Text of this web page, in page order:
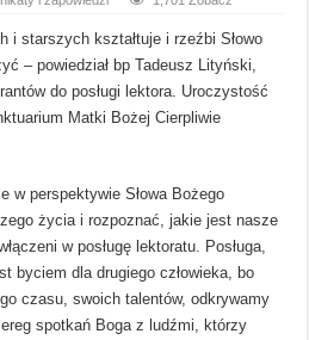
i starszych kształtuje i rzeźbi Słowo
– powiedział bp Tadeusz Lityński,
do posługi lektora. Uroczystość
Matki Bożej Cierpliwie
w perspektywie Słowa Bożego
życia i rozpoznać, jakie jest nasze
w posługę lektoratu. Posługa,
byciem dla drugiego człowieka, bo
czasu, swoich talentów, odkrywamy
spotkań Boga z ludźmi, którzy